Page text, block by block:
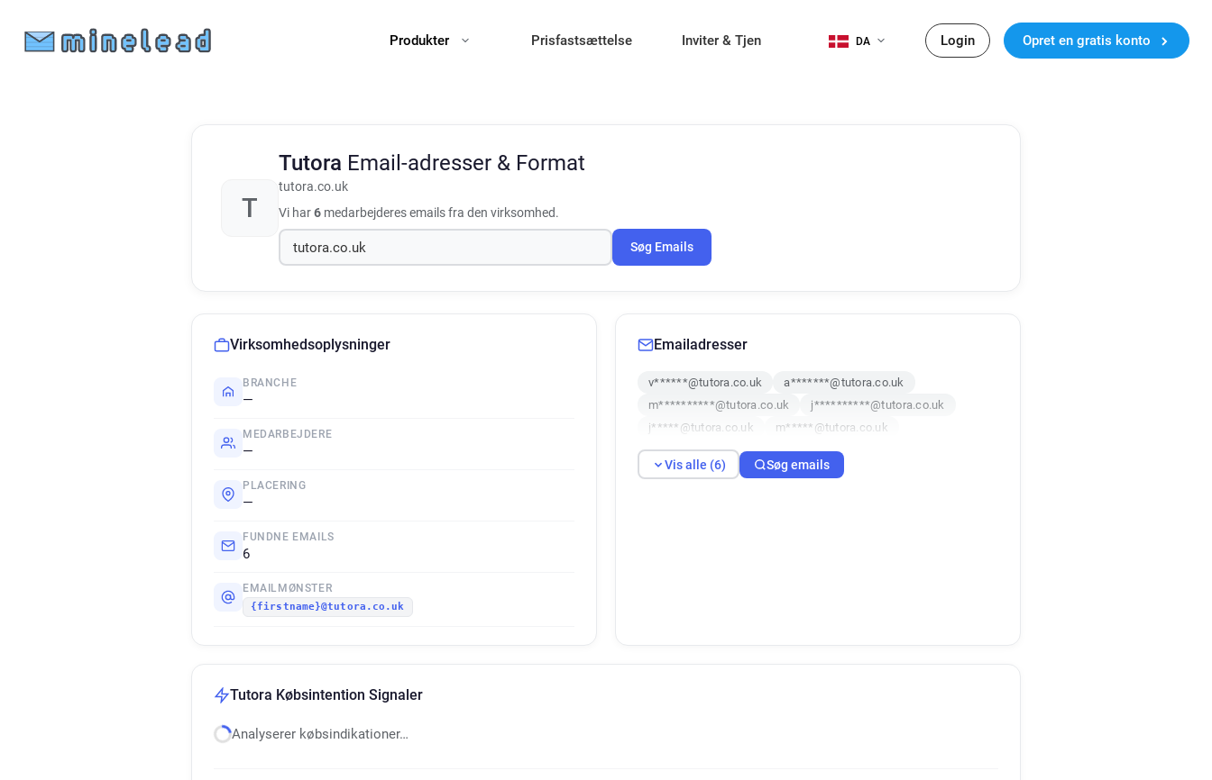
Produkter Prisfastsættelse Inviter & Tjen DA Login Opret en gratis konto
T
Tutora Email-adresser & Format
tutora.co.uk
Vi har6 medarbejderes emails fra den virksomhed.
Søg Emails
Virksomhedsoplysninger
BRANCHE
—
MEDARBEJDERE
—
PLACERING
—
FUNDNE EMAILS
6
EMAILMØNSTER
{firstname}@tutora.co.uk
Emailadresser
v******@tutora.co.uk
a*******@tutora.co.uk
m**********@tutora.co.uk
j**********@tutora.co.uk
j*****@tutora.co.uk
m*****@tutora.co.uk
Vis alle (6) Søg emails
Tutora Købsintention Signaler
Analyserer købsindikationer…